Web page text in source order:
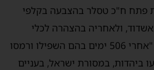
פתח ח"כ טסלר בהצבעה בקלפי
ולאחריה בהצהרה לכלי
התקשורת אמר "אחרי 506 ימים בהם השפילו ורמסו
ביהדות, במסורת ישראל, בעניים